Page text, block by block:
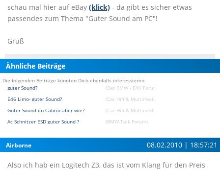
schau mal hier auf eBay (klick) - da gibt es sicher etwas
passendes zum Thema "Guter Sound am PC"!
Gruß
Ähnliche Beiträge
Die folgenden Beiträge könnten Dich ebenfalls interessieren:
guter Sound?
(3er BMW - E46 Forum)
E46 Limo- guter Sound?
(Car Hifi & Multimedia & Navigation Forum)
Guter Sound im Cabrio aber wie?
(Car Hifi & Multimedia & Navigation Forum)
Ac Schnitzer ESD guter Sound ?
(BMW-Talk Forum)
Airborne 08.02.2010 | 18:57:21
Also ich hab ein Logitech Z3, das ist vom Klang für den Preis